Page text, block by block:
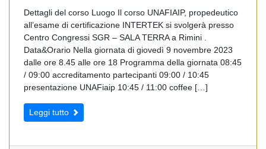
Dettagli del corso Luogo Il corso UNAFIAIP, propedeutico
all’esame di certificazione INTERTEK si svolgerà presso
Centro Congressi SGR – SALA TERRA a Rimini .
Data&Orario Nella giornata di giovedì 9 novembre 2023
dalle ore 8.45 alle ore 18 Programma della giornata 08:45
/ 09:00 accreditamento partecipanti 09:00 / 10:45
presentazione UNAFiaip 10:45 / 11:00 coffee […]
Leggi tutto